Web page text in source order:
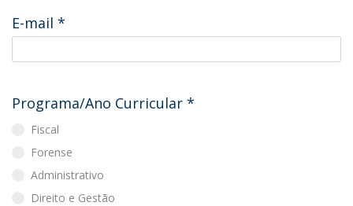
E-mail *
Programa/Ano Curricular *
Fiscal
Forense
Administrativo
Direito e Gestão